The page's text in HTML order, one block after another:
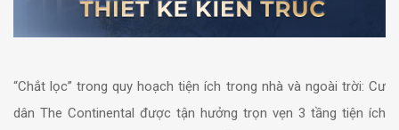
“Chắt lọc” trong quy hoạch tiện ích trong nhà và ngoài trời: Cư
dân The Continental được tận hưởng trọn vẹn 3 tầng tiện ích